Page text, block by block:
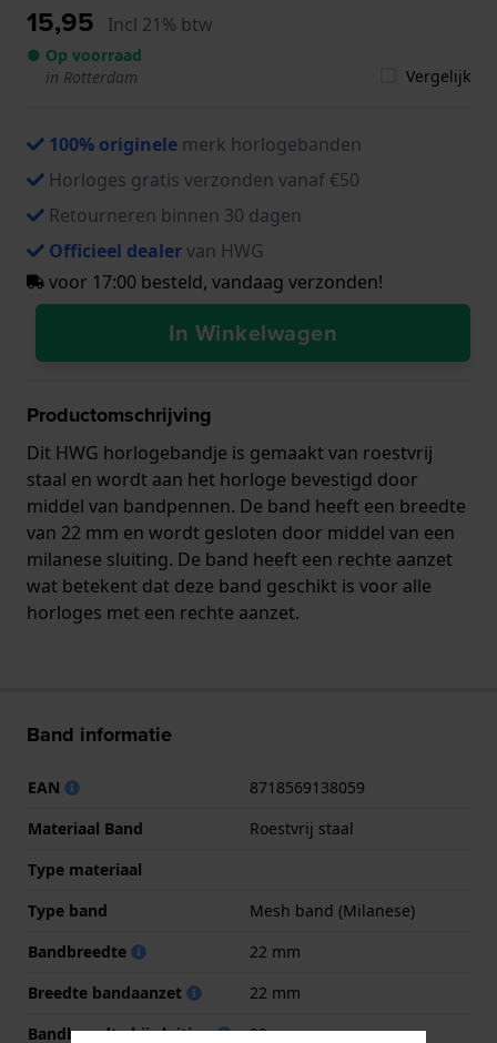
15,95 Incl 21% btw
● Op voorraad
in Rotterdam
Vergelijk
100% originele merk horlogebanden
Horloges gratis verzonden vanaf €50
Retourneren binnen 30 dagen
Officieel dealervan HWG
voor 17:00 besteld, vandaag verzonden!
In Winkelwagen
Productomschrijving
Dit HWG horlogebandje is gemaakt van roestvrij
staal en wordt aan het horloge bevestigd door
middel van bandpennen. De band heeft een breedte
van 22 mm en wordt gesloten door middel van een
milanese sluiting. De band heeft een rechte aanzet
wat betekent dat deze band geschikt is voor alle
horloges met een rechte aanzet.
Band informatie
EAN
8718569138059
Materiaal Band
Roestvrij staal
Type materiaal
Type band
Mesh band (Milanese)
Bandbreedte
22 mm
Breedte bandaanzet
22 mm
Bandbreedte bij sluiting
22 mm